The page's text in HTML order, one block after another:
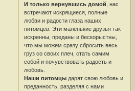
И только вернувшись домой , нас
встречают искрящиеся, полные
любви и радости глаза наших
питомцев. Эти маленькие друзья так
искренны, преданы и бескорыстны,
что мы можем сразу сбросить весь
груз со своих плеч, стать самим
собой и почувствовать радость и
любовь.
Наши питомцыдарят свою любовь и
преданность, разделяя с нами